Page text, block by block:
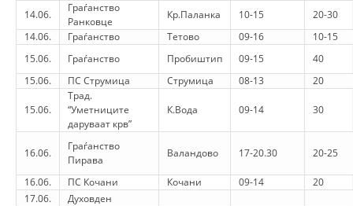
RESEARCH OF PUBLIC OPINION
INTERNATIONAL COOPERATION
TRACING SERVICE
FIRST AID
BLOOD DONATION
VOLUNTEER MANAGEMENT
14.06.
Граѓанство
Ранковце
Кр.Паланка 10-15
20-30
14.06.
Граѓанство Тетово 09-16
10-15
15.06.
Граѓанство Пробиштип 09-15
40
15.06.
ПС Струмица Струмица 08-13 20
15.06.
Трад.
“Уметниците
даруваат крв”
К.Вода 09-14 30
16.06.
Граѓанство
Пирава
Валандово 17-20.30 20-25
16.06. ПС Кочани Кочани 09-14
20
17.06.
Духовден